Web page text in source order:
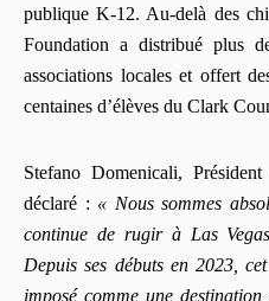
publique K-12. Au-delà des
Foundation a distribué plus
associations locales et offert
centaines d’élèves du Clark
Stefano Domenicali,
déclaré : « Nous sommes
continue de rugir à Las
Depuis ses débuts en 2023,
imposé comme une